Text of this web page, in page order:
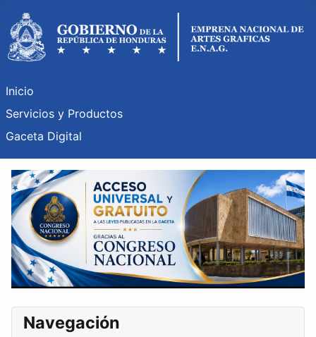
Inicio
Servicios y Productos
Gaceta Digital
Navegación